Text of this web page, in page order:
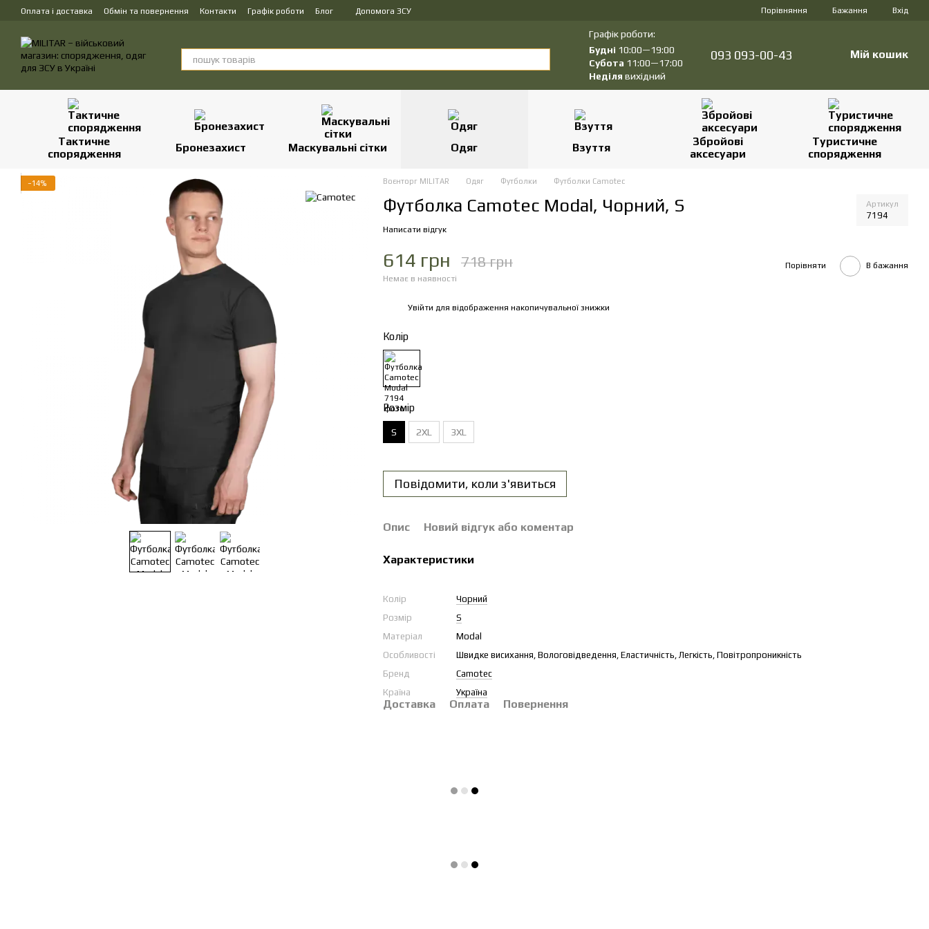
Перейти до основного контенту
Оплата і доставка Обмін та повернення Контакти Графік роботи Блог Допомога ЗСУ Порівняння Бажання Вхід
Графік роботи:
Будні 10:00—19:00
Субота 11:00—17:00
Неділя вихідний
093 093-00-43 Мій кошик
Тактичне
спорядження
Бронезахист Маскувальні сітки Одяг Взуття
Збройові
аксесуари
Туристичне
спорядження
−14% Воєнторг MILITAR Одяг Футболки Футболки Camotec
Футболка Camotec Modal, Чорний, S Артикул
7194
Написати відгук
614 грн 718 грн
Немає в наявності
Порівняти В бажання
Увійти для відображення накопичувальної знижки
Колір
Розмір
S 2XL 3XL
Повідомити, коли з'явиться
Опис Новий відгук або коментар
Характеристики
Колір
Чорний
Розмір
S
Матеріал
Modal
Особливості
Швидке висихання, Вологовідведення, Еластичність, Легкість, Повітропроникність
Бренд
Camotec
Країна
Україна
Доставка Оплата Повернення